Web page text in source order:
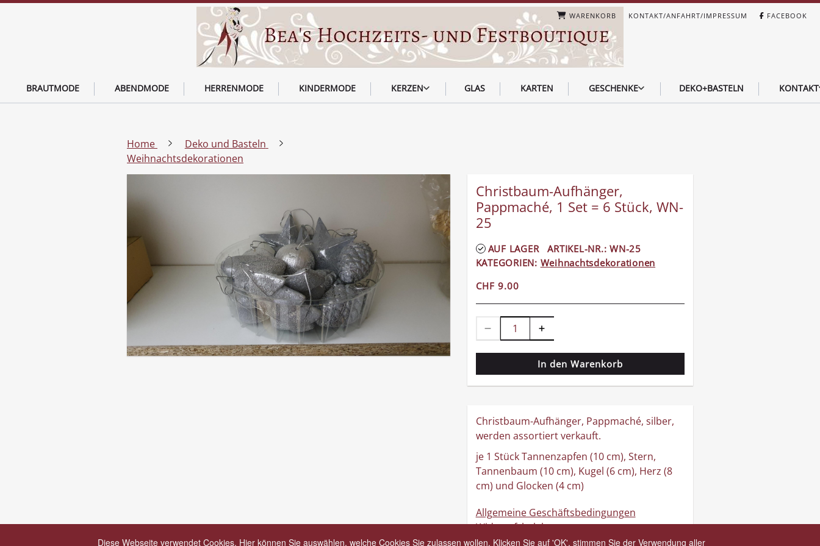
WARENKORB KONTAKT/ANFAHRT/IMPRESSUM FACEBOOK
BRAUTMODE ABENDMODE HERRENMODE KINDERMODE KERZEN GLAS KARTEN GESCHENKE DEKO+BASTELN KONTAKT
Home
Deko und Basteln
Weihnachtsdekorationen
Christbaum-Aufhänger,
Pappmaché, 1 Set = 6 Stück, WN-
25
AUF LAGER
ARTIKEL-NR.: WN-25
KATEGORIEN: Weihnachtsdekorationen
CHF 9.00
In den Warenkorb
Christbaum-Aufhänger, Pappmaché, silber,
werden assortiert verkauft.
je 1 Stück Tannenzapfen (10 cm), Stern,
Tannenbaum (10 cm), Kugel (6 cm), Herz (8
cm) und Glocken (4 cm)
Allgemeine Geschäftsbedingungen
Widerrufsbelehrung
Versandbedingungen
Diese Webseite verwendet Cookies. Hier können Sie auswählen, welche Cookies Sie zulassen wollen. Klicken Sie auf 'OK', stimmen Sie der Verwendung aller